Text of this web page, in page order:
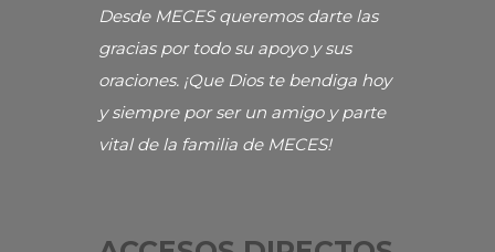
Desde MECES queremos darte las
gracias por todo su apoyo y sus
oraciones. ¡Que Dios te bendiga hoy
y siempre por ser un amigo y parte
vital de la familia de MECES!